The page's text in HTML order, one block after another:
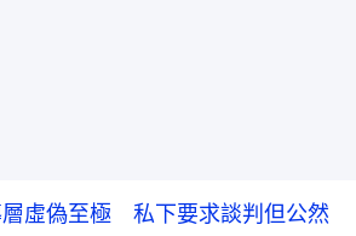
虛偽至極 私下要求談判但公然